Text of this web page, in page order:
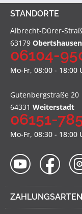
STANDORTE
Albrecht-Dürer-
63179 Obertshausen
06104-
Mo-Fr, 08:00 - 18:00
Gutenbergstraße 20
64331 Weiterstadt
06151-
Mo-Fr, 08:30 - 18:00
ZAHLUNGSARTEN